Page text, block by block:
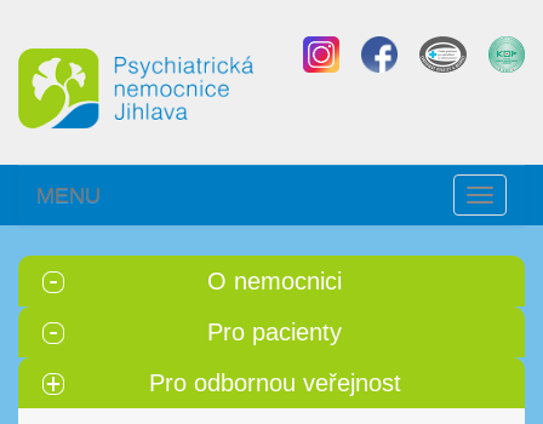
Toggle
MENU
O nemocnici
Pro pacienty
Pro odbornou veřejnost